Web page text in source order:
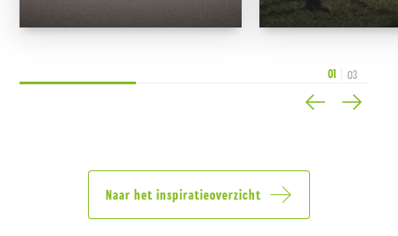
0 0
Naar het inspiratieoverzicht